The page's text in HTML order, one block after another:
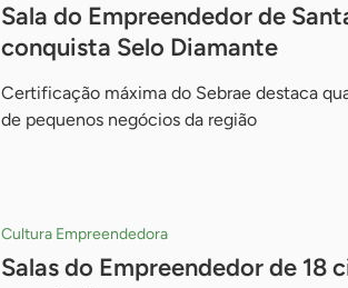
Sala do Empreendedor de
conquista Selo Diamante
Certificação máxima do Sebrae destaca
de pequenos negócios da região
Cultura Empreendedora
Salas do Empreendedor de 18